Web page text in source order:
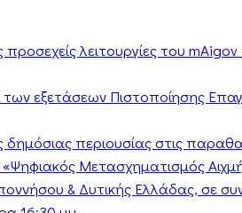
λειτουργίες του
εξετάσεων Πιστοποίησης
δημόσιας περιουσίας στις
Μετασχηματισμός
& Δυτικής Ελλάδας, σε